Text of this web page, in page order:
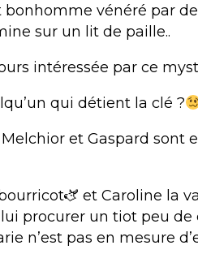
vénéré par
sur un lit de paille..
intéressée par ce
qui détient la clé ?
et Gaspard sont
et Caroline la
procurer un tiot peu de
n’est pas en mesure